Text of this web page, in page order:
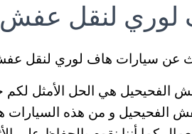
لوري لنقل عفش
عن سيارات هاف لوري لنقل
الفحيحيل هي الحل الأمثل لكم
الفحيحيل و من هذه السيارات